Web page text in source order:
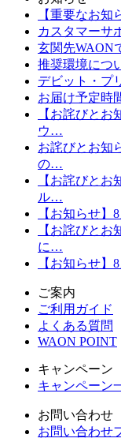
【重要なお
カスタマーサ
玄関先WAON
推奨環境につ
デビット・プ
お届け予定時
【お詫びと
ウ…
お詫びとお知
の…
【お詫びと
ル…
【お知らせ
【お詫びと
に…
【お知らせ
ご案内
ご利用ガイド
よくある質問
WAON POINT
キャンペーン
キャンペーン
お問い合わせ
お問い合わせ